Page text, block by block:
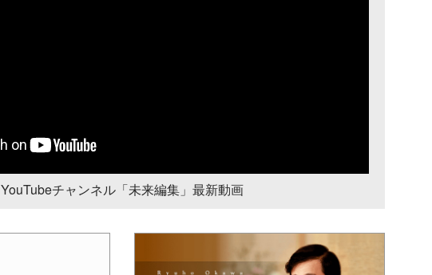
YouTubeチャンネル「未来編集」最新動画